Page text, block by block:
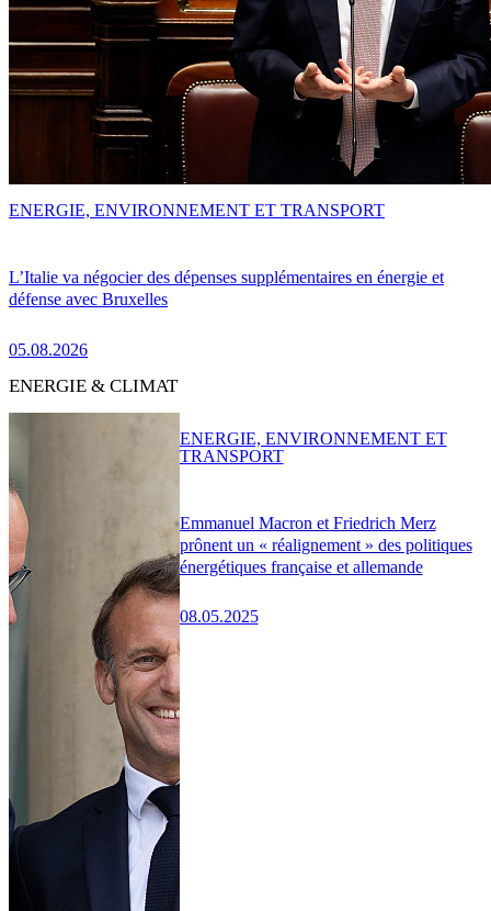
L’Italie va négocier des dépenses supplémentaires en énergie et
défense avec Bruxelles
05.08.2026
ENERGIE, ENVIRONNEMENT ET TRANSPORT
ENERGIE & CLIMAT
Emmanuel Macron et Friedrich Merz
prônent un « réalignement » des politiques
énergétiques française et allemande
08.05.2025
ENERGIE, ENVIRONNEMENT ET
TRANSPORT